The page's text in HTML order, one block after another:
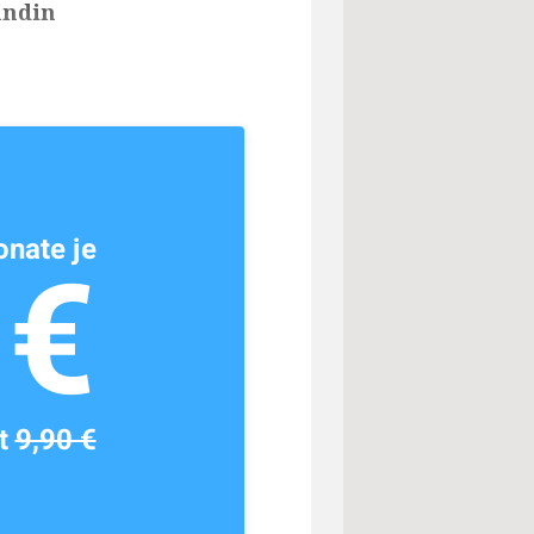
je
9,90 €